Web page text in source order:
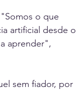
o que
artificial desde o
aprender",
sem fiador, por